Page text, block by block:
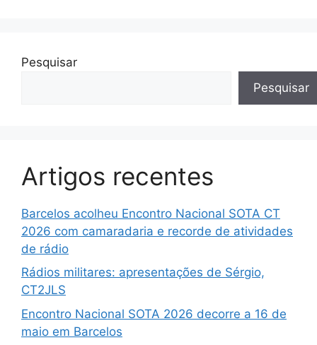
Pesquisar
Pesquisar
Artigos recentes
Barcelos acolheu Encontro Nacional SOTA CT
2026 com camaradaria e recorde de atividades
de rádio
Rádios militares: apresentações de Sérgio,
CT2JLS
Encontro Nacional SOTA 2026 decorre a 16 de
maio em Barcelos